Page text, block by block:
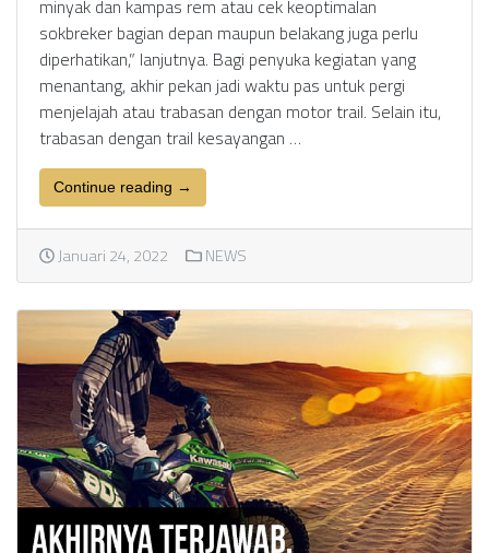
sokbreker bagian depan maupun belakang juga perlu
diperhatikan,” lanjutnya. Bagi penyuka kegiatan yang
menantang, akhir pekan jadi waktu pas untuk pergi
menjelajah atau trabasan dengan motor trail. Selain itu,
trabasan dengan trail kesayangan …
Continue reading →
Januari 24, 2022 NEWS